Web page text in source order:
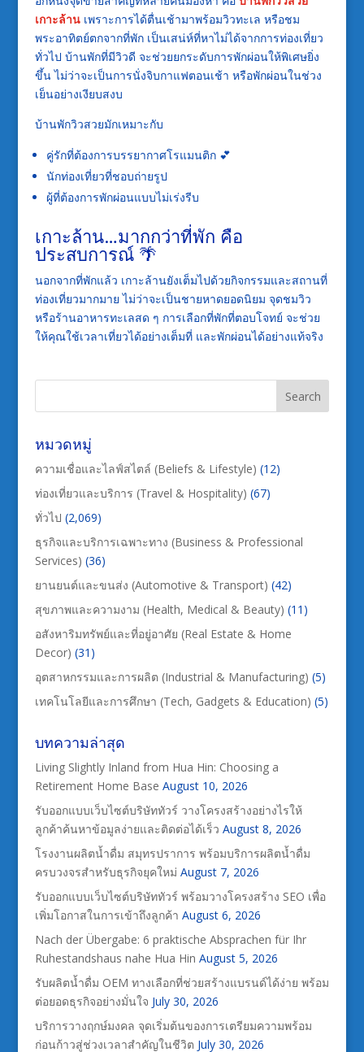
เกาะล้าน เพราะการได้ตื่นเช้ามาพร้อมวิวทะเล หรือชม
พระอาทิตย์ตกจากที่พัก เป็นเสน่ห์ที่หาไม่ได้จากการท่องเที่ยว
ทั่วไป บ้านพักที่มีวิวดี จะช่วยยกระดับการพักผ่อนให้พิเศษยิ่ง
ขึ้น ไม่ว่าจะเป็นการนั่งจิบกาแฟตอนเช้า หรือพักผ่อนในช่วง
เย็นอย่างเงียบสงบ
บ้านพักวิวสวยมักเหมาะกับ
คู่รักที่ต้องการบรรยากาศโรแมนติก 💕
นักท่องเที่ยวที่ชอบถ่ายรูป
ผู้ที่ต้องการพักผ่อนแบบไม่เร่งรีบ
เกาะล้าน…มากกว่าที่พัก คือ
ประสบการณ์ 🌴
นอกจากที่พักแล้ว เกาะล้านยังเต็มไปด้วยกิจกรรมและสถานที่
ท่องเที่ยวมากมาย ไม่ว่าจะเป็นชายหาดยอดนิยม จุดชมวิว
หรือร้านอาหารทะเลสด ๆ การเลือกที่พักที่ตอบโจทย์ จะช่วย
ให้คุณใช้เวลาเที่ยวได้อย่างเต็มที่ และพักผ่อนได้อย่างแท้จริง
หมวดหมู่
ความเชื่อและไลฟ์สไตล์ (Beliefs & Lifestyle) (12)
ท่องเที่ยวและบริการ (Travel & Hospitality) (67)
ทั่วไป (2,069)
ธุรกิจและบริการเฉพาะทาง (Business & Professional
Services) (36)
ยานยนต์และขนส่ง (Automotive & Transport) (42)
สุขภาพและความงาม (Health, Medical & Beauty) (11)
อสังหาริมทรัพย์และที่อยู่อาศัย (Real Estate & Home
Decor) (31)
อุตสาหกรรมและการผลิต (Industrial & Manufacturing) (5)
เทคโนโลยีและการศึกษา (Tech, Gadgets & Education) (5)
บทความล่าสุด
Living Slightly Inland from Hua Hin: Choosing a
Retirement Home Base August 10, 2026
รับออกแบบเว็บไซต์บริษัททัวร์ วางโครงสร้างอย่างไรให้
ลูกค้าค้นหาข้อมูลง่ายและติดต่อได้เร็ว August 8, 2026
โรงงานผลิตน้ำดื่ม สมุทรปราการ พร้อมบริการผลิตน้ำดื่ม
ครบวงจรสำหรับธุรกิจยุคใหม่ August 7, 2026
รับออกแบบเว็บไซต์บริษัททัวร์ พร้อมวางโครงสร้าง SEO เพื่อ
เพิ่มโอกาสในการเข้าถึงลูกค้า August 6, 2026
Nach der Übergabe: 6 praktische Absprachen für Ihr
Ruhestandshaus nahe Hua Hin August 5, 2026
รับผลิตน้ำดื่ม OEM ทางเลือกที่ช่วยสร้างแบรนด์ได้ง่าย พร้อม
ต่อยอดธุรกิจอย่างมั่นใจ July 30, 2026
บริการวางฤกษ์มงคล จุดเริ่มต้นของการเตรียมความพร้อม
ก่อนก้าวสู่ช่วงเวลาสำคัญในชีวิต July 30, 2026